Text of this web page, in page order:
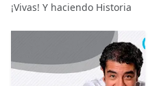
Mónica Santino
¡Vivas! Y haciendo Historia